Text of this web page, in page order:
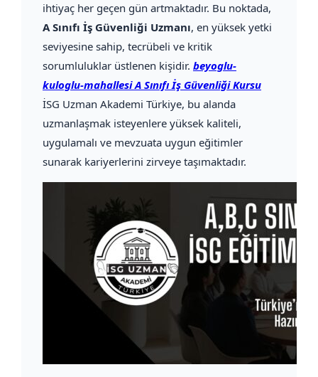
ihtiyaç her geçen gün artmaktadır. Bu noktada,
A Sınıfı İş Güvenliği Uzmanı, en yüksek yetki
seviyesine sahip, tecrübeli ve kritik
sorumluluklar üstlenen kişidir. beyoglu-
kuloglu-mahallesi A Sınıfı İş Güvenliği Kursu
İSG Uzman Akademi Türkiye, bu alanda
uzmanlaşmak isteyenlere yüksek kaliteli,
uygulamalı ve mevzuata uygun eğitimler
sunarak kariyerlerini zirveye taşımaktadır.